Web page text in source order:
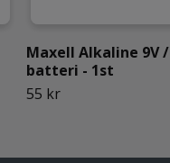
Maxell Alkaline 9V /
batteri - 1st
55 kr